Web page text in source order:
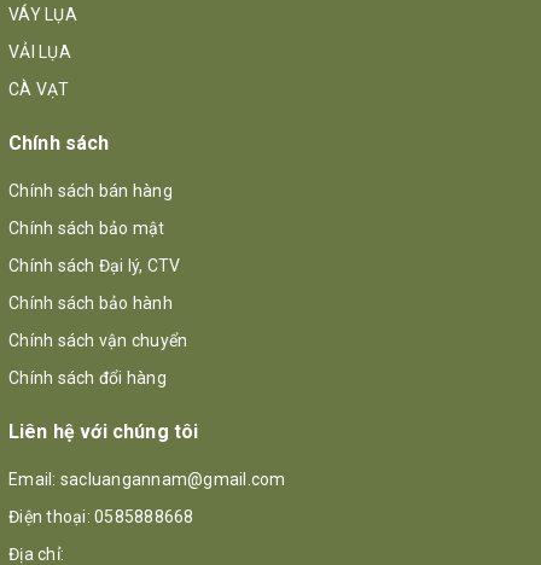
VÁY LỤA
VẢI LỤA
CÀ VẠT
Chính sách
Chính sách bán hàng
Chính sách bảo mật
Chính sách Đại lý, CTV
Chính sách bảo hành
Chính sách vận chuyển
Chính sách đổi hàng
Liên hệ với chúng tôi
Email: sacluangannam@gmail.com
Điện thoại: 0585888668
Địa chỉ: